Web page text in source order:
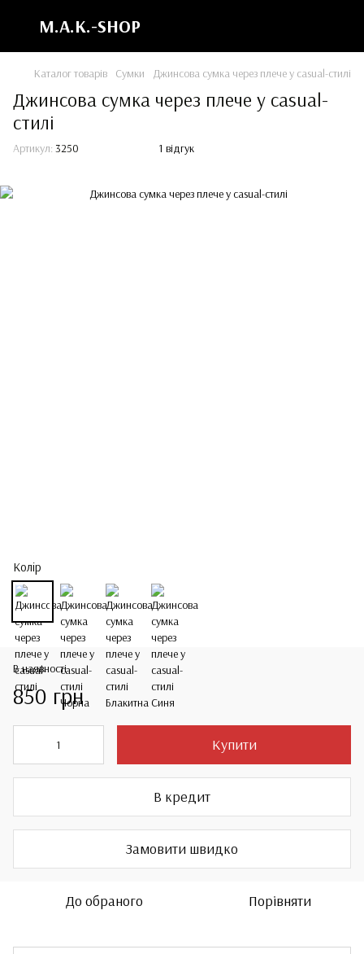
M.A.K.-SHOP
Каталог товарів Сумки Джинсова сумка через плече у casual-стилі
Джинсова сумка через плече у casual-
стилі
Артикул: 3250 1 відгук
Колір
В наявності
850 грн
Купити
В кредит
Замовити швидко
До обраного Порівняти